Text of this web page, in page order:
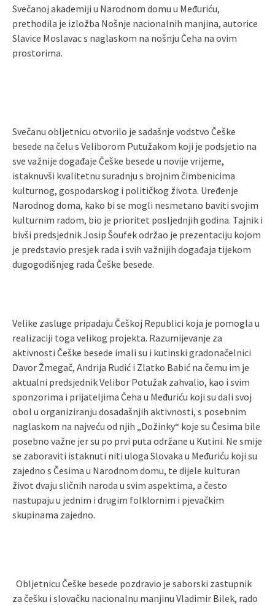
Svečanoj akademiji u Narodnom domu u Međuriću,
prethodila je izložba Nošnje nacionalnih manjina, autorice
Slavice Moslavac s naglaskom na nošnju Čeha na ovim
prostorima.
Svečanu obljetnicu otvorilo je sadašnje vodstvo Češke
besede na čelu s Veliborom Putužakom koji je podsjetio na
sve važnije događaje Češke besede u novije vrijeme,
istaknuvši kvalitetnu suradnju s brojnim čimbenicima
kulturnog, gospodarskog i političkog života. Uređenje
Narodnog doma, kako bi se mogli nesmetano baviti svojim
kulturnim radom, bio je prioritet posljednjih godina. Tajnik i
bivši predsjednik Josip Šoufek održao je prezentaciju kojom
je predstavio presjek rada i svih važnijih događaja tijekom
dugogodišnjeg rada Češke besede.
Velike zasluge pripadaju Češkoj Republici koja je pomogla u
realizaciji toga velikog projekta. Razumijevanje za
aktivnosti Češke besede imali su i kutinski gradonačelnici
Davor Žmegač, Andrija Rudić i Zlatko Babić na čemu im je
aktualni predsjednik Velibor Potužak zahvalio, kao i svim
sponzorima i prijateljima Čeha u Međuriću koji su dali svoj
obol u organiziranju dosadašnjih aktivnosti, s posebnim
naglaskom na najveću od njih „Dožinky“ koje su Česima bile
posebno važne jer su po prvi puta održane u Kutini. Ne smije
se zaboraviti istaknuti niti uloga Slovaka u Međuriću koji su
zajedno s Česima u Narodnom domu, te dijele kulturan
život dvaju sličnih naroda u svim aspektima, a često
nastupaju u jednim i drugim folklornim i pjevačkim
skupinama zajedno.
Obljetnicu Češke besede pozdravio je saborski zastupnik
za češku i slovačku nacionalnu manjinu Vladimir Bilek, rado